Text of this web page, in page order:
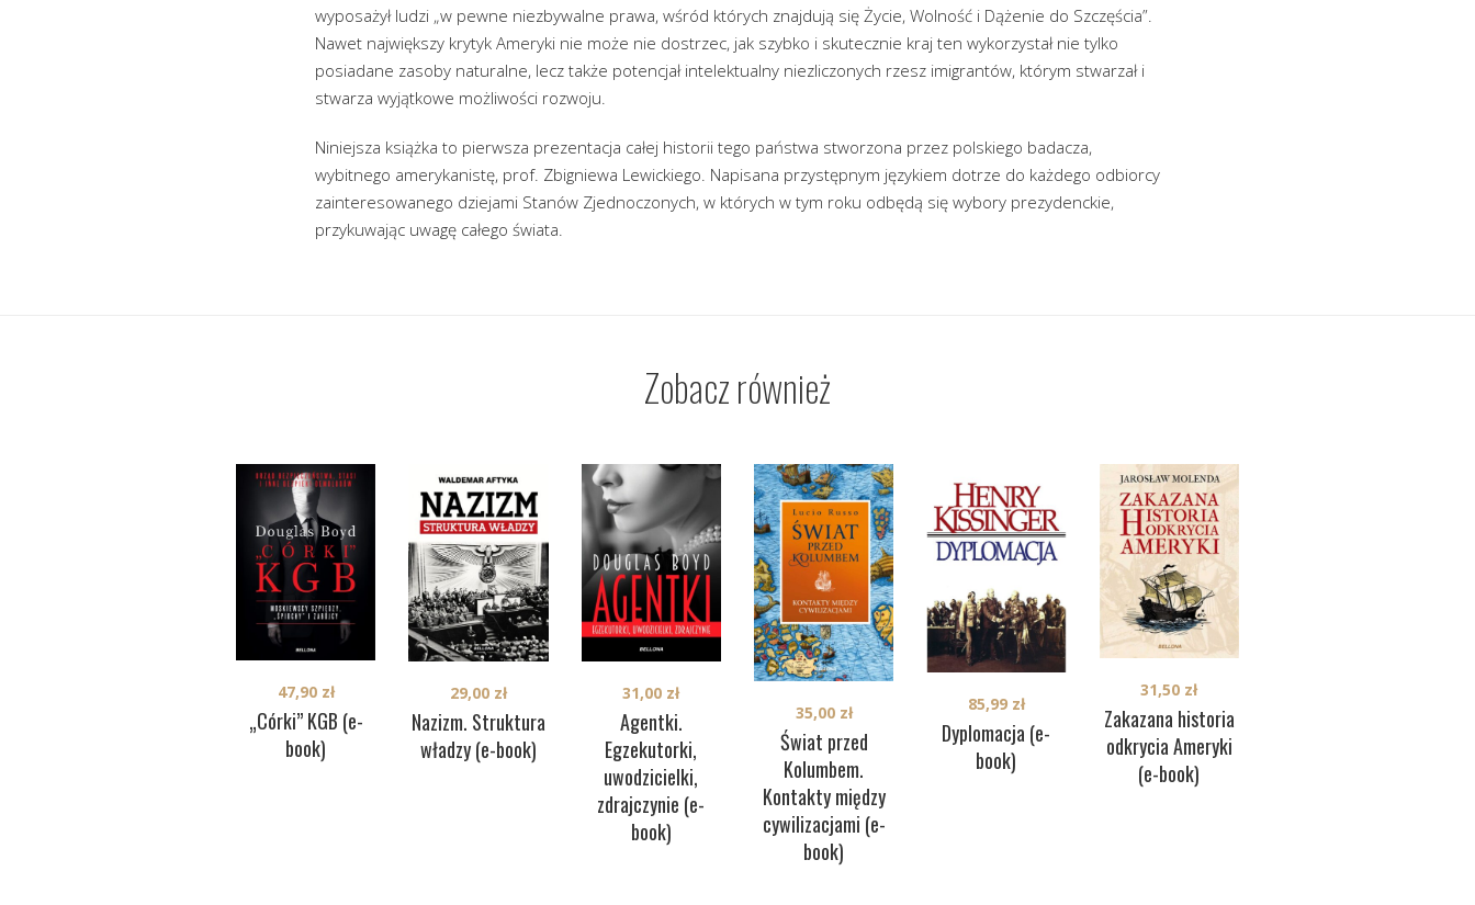
wyposażył ludzi „w pewne niezbywalne prawa, wśród których znajdują się Życie, Wolność i Dążenie do Szczęścia”.
Nawet największy krytyk Ameryki nie może nie dostrzec, jak szybko i skutecznie kraj ten wykorzystał nie tylko
posiadane zasoby naturalne, lecz także potencjał intelektualny niezliczonych rzesz imigrantów, którym stwarzał i
stwarza wyjątkowe możliwości rozwoju.
Niniejsza książka to pierwsza prezentacja całej historii tego państwa stworzona przez polskiego badacza,
wybitnego amerykanistę, prof. Zbigniewa Lewickiego. Napisana przystępnym językiem dotrze do każdego odbiorcy
zainteresowanego dziejami Stanów Zjednoczonych, w których w tym roku odbędą się wybory prezydenckie,
przykuwając uwagę całego świata.
Zobacz również
„Córki” KGB (e-
book)
47,90 zł
Nazizm. Struktura
władzy (e-book)
29,00 zł
Agentki.
Egzekutorki,
uwodzicielki,
zdrajczynie (e-
book)
31,00 zł
Świat przed
Kolumbem.
Kontakty między
cywilizacjami (e-
book)
35,00 zł
Dyplomacja (e-
book)
85,99 zł
Zakazana historia
odkrycia Ameryki
(e-book)
31,50 zł